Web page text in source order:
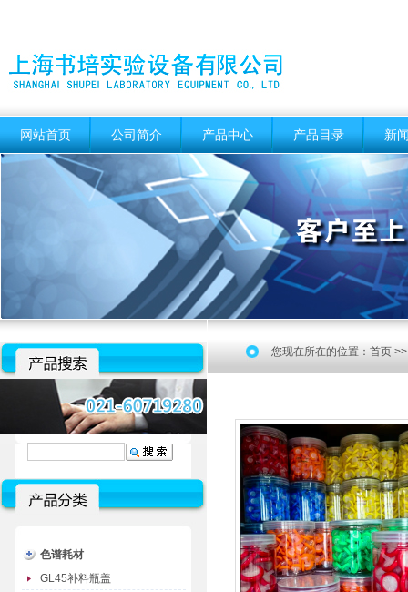
网站首页 公司简介 产品中心 产品目录 新
色谱耗材
GL45补料瓶盖
您现在所在的位置： 首页